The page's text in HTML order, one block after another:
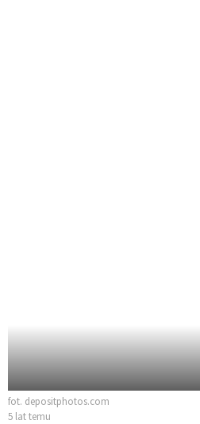
fot. depositphotos.com
5 lat temu